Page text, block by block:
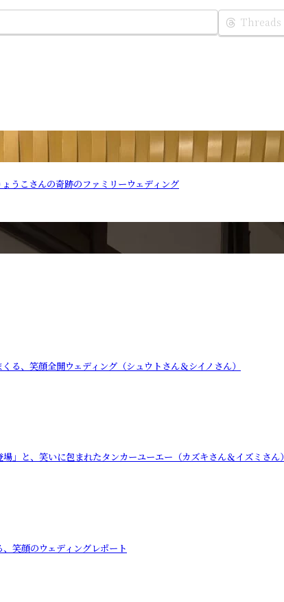
Threads
うこさんの奇跡のファミリーウェディング
る、笑顔全開ウェディング（シュウトさん＆シイノさん）
」と、笑いに包まれたタンカーユーエー（カズキさん＆イズミさん）
笑顔のウェディングレポート